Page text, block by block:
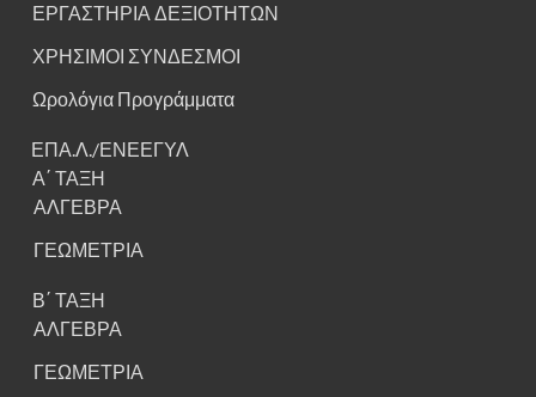
ΕΡΓΑΣΤΗΡΙΑ ΔΕΞΙΟΤΗΤΩΝ
ΧΡΗΣΙΜΟΙ ΣΥΝΔΕΣΜΟΙ
Ωρολόγια Προγράμματα
ΕΠΑ.Λ./ΕΝΕΕΓΥΛ
Α΄ ΤΑΞΗ
ΑΛΓΕΒΡΑ
ΓΕΩΜΕΤΡΙΑ
Β΄ ΤΑΞΗ
ΑΛΓΕΒΡΑ
ΓΕΩΜΕΤΡΙΑ